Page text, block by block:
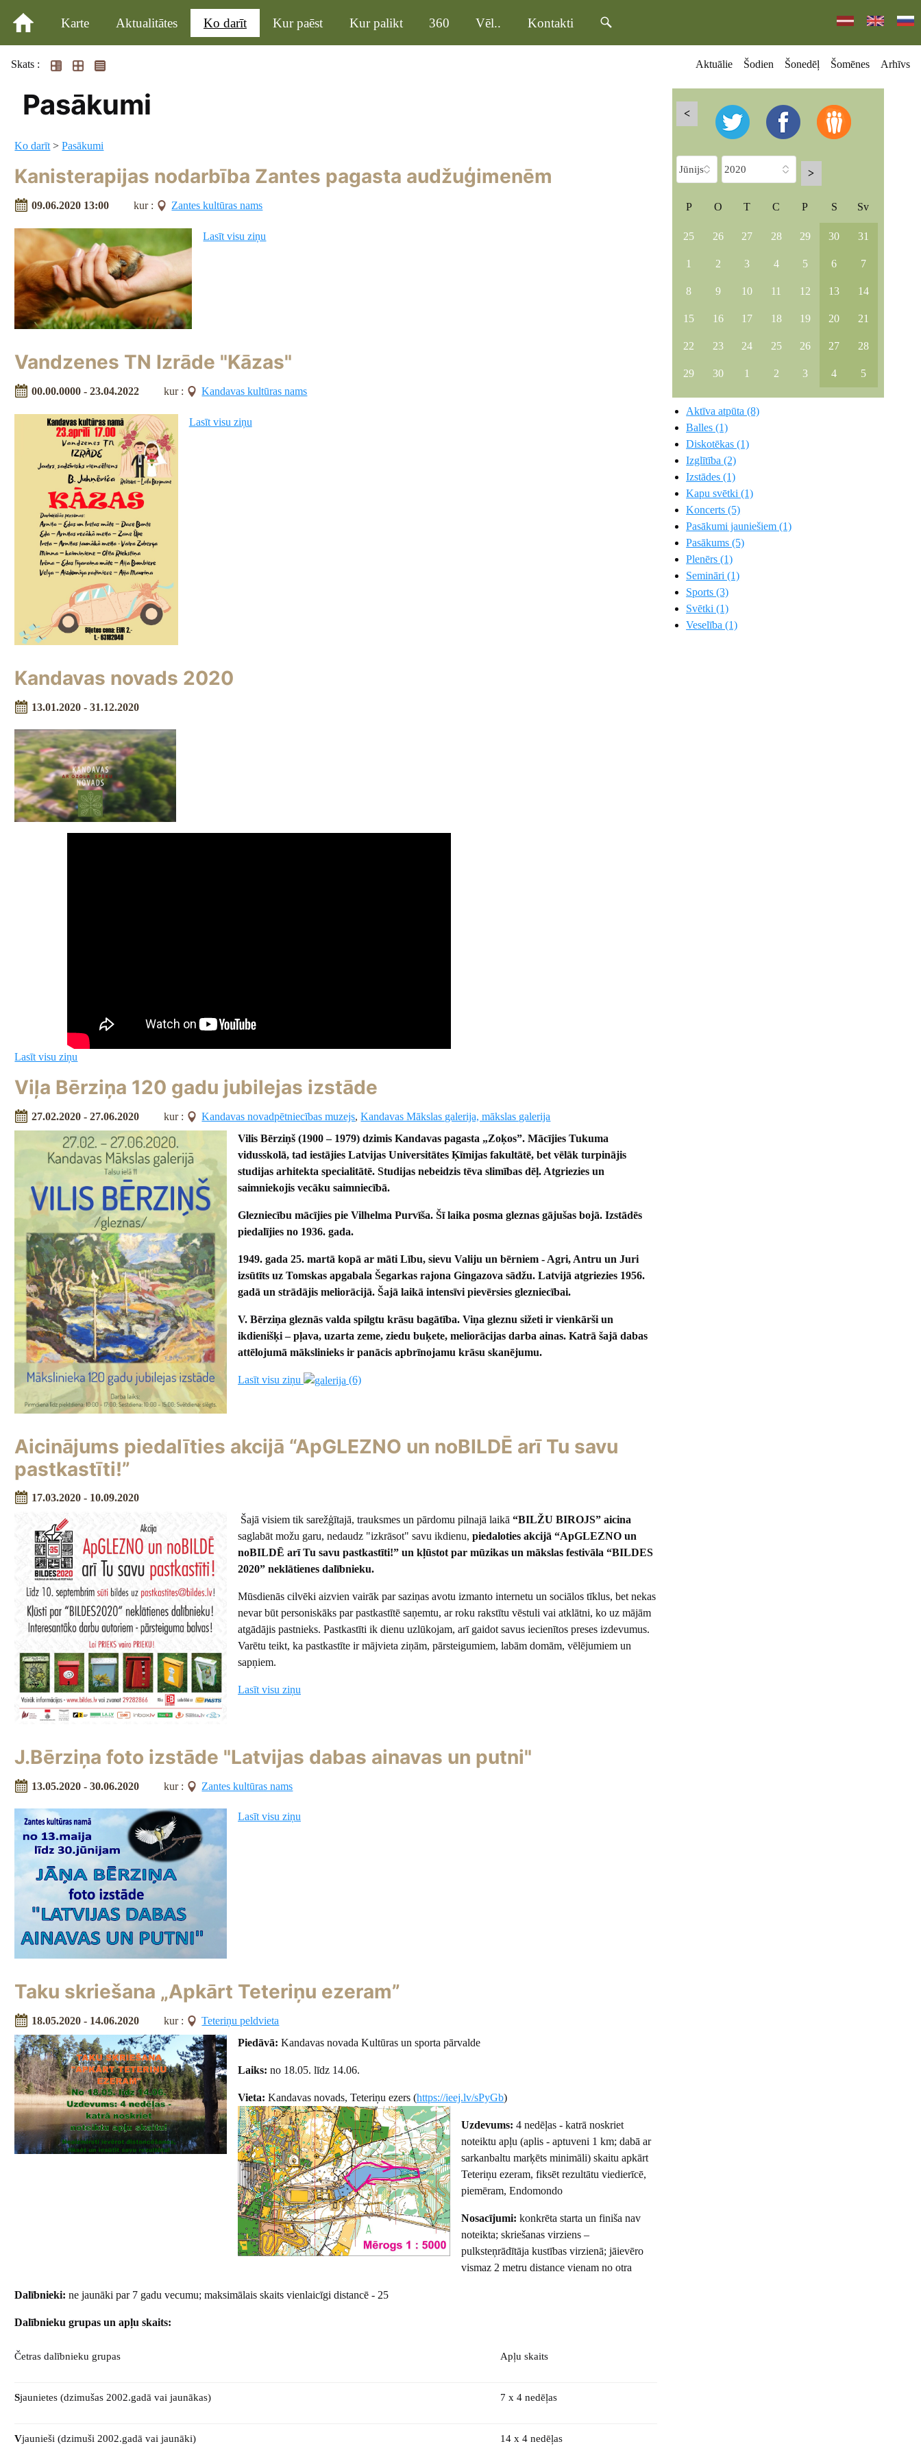
Karte Aktualitātes Ko darīt Kur paēst Kur palikt 360 Vēl.. Kontakti
Skats : Aktuālie Šodien Šonedēļ Šomēnes Arhīvs
Pasākumi
Ko darīt >Pasākumi
Kanisterapijas nodarbība Zantes pagasta audžuģimenēm
09.06.2020 13:00 kur : Zantes kultūras nams
Lasīt visu ziņu
Vandzenes TN Izrāde "Kāzas"
00.00.0000 - 23.04.2022 kur : Kandavas kultūras nams
Lasīt visu ziņu
Kandavas novads 2020
13.01.2020 - 31.12.2020
Lasīt visu ziņu
Viļa Bērziņa 120 gadu jubilejas izstāde
27.02.2020 - 27.06.2020 kur : Kandavas novadpētniecības muzejs,Kandavas Mākslas galerija, mākslas galerija
Vilis Bērziņš (1900 – 1979) dzimis Kandavas pagasta „Zoķos”. Mācījies Tukuma
vidusskolā, tad iestājies Latvijas Universitātes Ķīmijas fakultātē, bet vēlāk turpinājis
studijas arhitekta specialitātē. Studijas nebeidzis tēva slimības dēļ. Atgriezies un
saimniekojis vecāku saimniecībā.
Glezniecību mācījies pie Vilhelma Purvīša. Šī laika posma gleznas gājušas bojā. Izstādēs
piedalījies no 1936. gada.
1949. gada 25. martā kopā ar māti Lību, sievu Valiju un bērniem - Agri, Antru un Juri
izsūtīts uz Tomskas apgabala Šegarkas rajona Gingazova sādžu. Latvijā atgriezies 1956.
gadā un strādājis meliorācijā. Šajā laikā intensīvi pievērsies glezniecībai.
V. Bērziņa gleznās valda spilgtu krāsu bagātība. Viņa gleznu sižeti ir vienkārši un
ikdienišķi – pļava, uzarta zeme, ziedu buķete, meliorācijas darba ainas. Katrā šajā dabas
attēlojumā mākslinieks ir panācis apbrīnojamu krāsu skanējumu.
Lasīt visu ziņu (6)
Aicinājums piedalīties akcijā “ApGLEZNO un noBILDĒ arī Tu savu
pastkastīti!”
17.03.2020 - 10.09.2020
Šajā visiem tik sarežģītajā, trauksmes un pārdomu pilnajā laikā“BILŽU BIROJS” aicina
saglabāt možu garu, nedaudz "izkrāsot" savu ikdienu,piedaloties akcijā “ApGLEZNO un
noBILDĒ arī Tu savu pastkastīti!” un kļūstot par mūzikas un mākslas festivāla “BILDES
2020” neklātienes dalībnieku.
Mūsdienās cilvēki aizvien vairāk par saziņas avotu izmanto internetu un sociālos tīklus, bet nekas
nevar būt personiskāks par pastkastītē saņemtu, ar roku rakstītu vēstuli vai atklātni, ko uz mājām
atgādājis pastnieks. Pastkastīti ik dienu uzlūkojam, arī gaidot savus iecienītos preses izdevumus.
Varētu teikt, ka pastkastīte ir mājvieta ziņām, pārsteigumiem, labām domām, vēlējumiem un
sapņiem.
Lasīt visu ziņu
J.Bērziņa foto izstāde "Latvijas dabas ainavas un putni"
13.05.2020 - 30.06.2020 kur : Zantes kultūras nams
Lasīt visu ziņu
Taku skriešana „Apkārt Teteriņu ezeram”
18.05.2020 - 14.06.2020 kur :
Teteriņu peldvieta
Piedāvā:Kandavas novada Kultūras un sporta pārvalde
Laiks:no 18.05. līdz 14.06.
Vieta: Kandavas novads, Teteriņu ezers (https://ieej.lv/sPyGb)
Uzdevums: 4 nedēļas - katrā noskriet
noteiktu apļu (aplis - aptuveni 1 km; dabā ar
sarkanbaltu marķēts minimāli) skaitu apkārt
Teteriņu ezeram, fiksēt rezultātu viedierīcē,
piemēram, Endomondo
Nosacījumi: konkrēta starta un finiša nav
noteikta; skriešanas virziens –
pulksteņrādītāja kustības virzienā; jāievēro
vismaz 2 metru distance vienam no otra
Dalībnieki: ne jaunāki par 7 gadu vecumu; maksimālais skaits vienlaicīgi distancē - 25
Dalībnieku grupas un apļu skaits:
Četras dalībnieku grupas Apļu skaits
Sjaunietes (dzimušas 2002.gadā vai jaunākas) 7 x 4 nedēļas
Vjaunieši (dzimuši 2002.gadā vai jaunāki) 14 x 4 nedēļas
<
>
P O T C P S Sv
25 26 27 28 29 30 31
1 2 3 4 5 6 7
8 9 10 11 12 13 14
15 16 17 18 19 20 21
22 23 24 25 26 27 28
29 30 1 2 3 4 5
Aktīva atpūta (8)
Balles (1)
Diskotēkas (1)
Izglītība (2)
Izstādes (1)
Kapu svētki (1)
Koncerts (5)
Pasākumi jauniešiem (1)
Pasākums (5)
Plenērs (1)
Semināri (1)
Sports (3)
Svētki (1)
Veselība (1)